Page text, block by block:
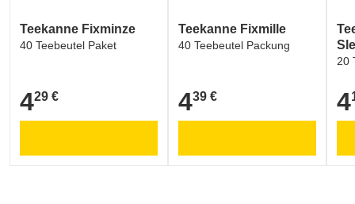
Teekanne Fixminze
40 Teebeutel Paket
4,29 €
429 €
Teekanne Fixmille
40 Teebeutel Packung
4,39 €
439 €
20
4